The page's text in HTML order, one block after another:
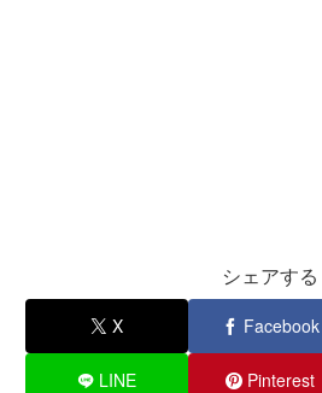
シェアする
X Facebook
LINE Pinterest